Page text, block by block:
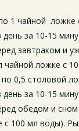
1 чайной ложке
день за 10-15
завтраком и
чайной ложке с
по 0,5 столовой
день за 10-15
обедом и
с 100 мл воды).